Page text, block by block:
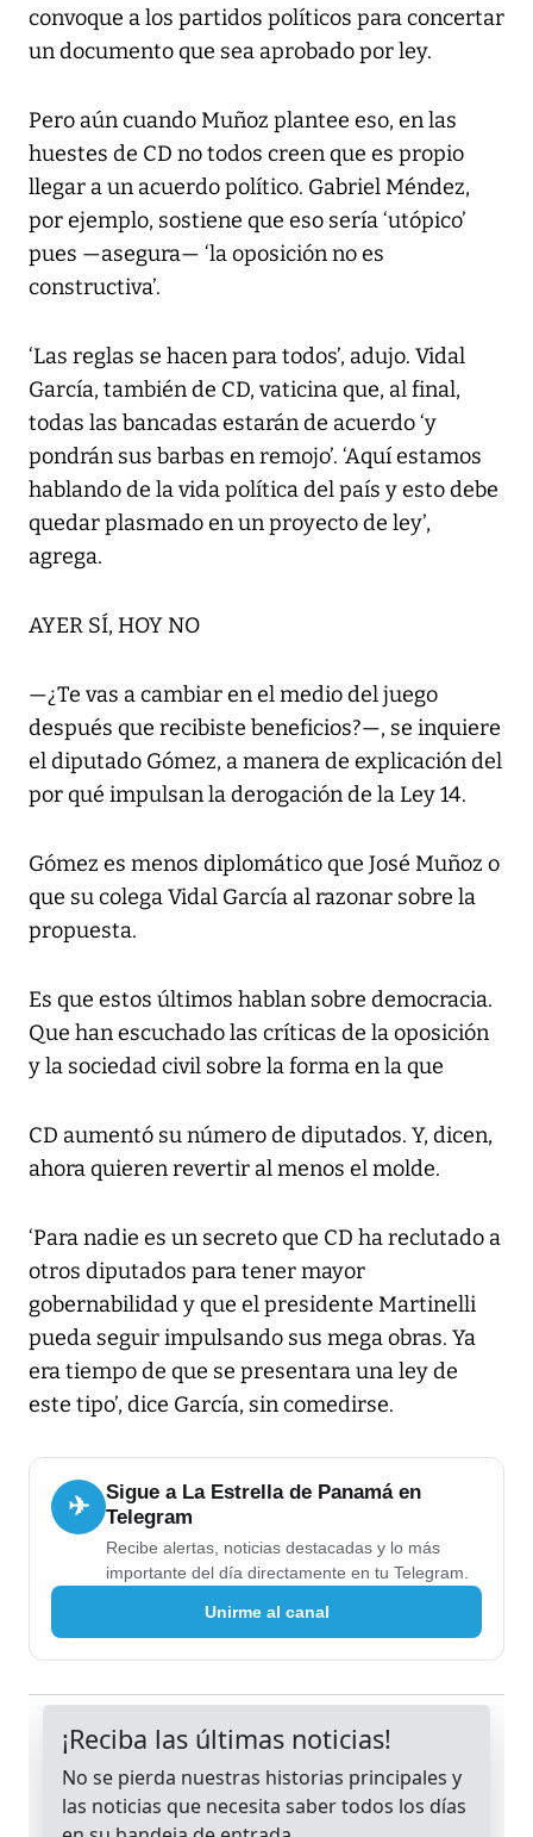
convoque a los partidos políticos para concertar
un documento que sea aprobado por ley.
Pero aún cuando Muñoz plantee eso, en las
huestes de CD no todos creen que es propio
llegar a un acuerdo político. Gabriel Méndez,
por ejemplo, sostiene que eso sería ‘utópico’
pues —asegura— ‘la oposición no es
constructiva’.
‘Las reglas se hacen para todos’, adujo. Vidal
García, también de CD, vaticina que, al final,
todas las bancadas estarán de acuerdo ‘y
pondrán sus barbas en remojo’. ‘Aquí estamos
hablando de la vida política del país y esto debe
quedar plasmado en un proyecto de ley’,
agrega.
AYER SÍ, HOY NO
—¿Te vas a cambiar en el medio del juego
después que recibiste beneficios?—, se inquiere
el diputado Gómez, a manera de explicación del
por qué impulsan la derogación de la Ley 14.
Gómez es menos diplomático que José Muñoz o
que su colega Vidal García al razonar sobre la
propuesta.
Es que estos últimos hablan sobre democracia.
Que han escuchado las críticas de la oposición
y la sociedad civil sobre la forma en la que
CD aumentó su número de diputados. Y, dicen,
ahora quieren revertir al menos el molde.
‘Para nadie es un secreto que CD ha reclutado a
otros diputados para tener mayor
gobernabilidad y que el presidente Martinelli
pueda seguir impulsando sus mega obras. Ya
era tiempo de que se presentara una ley de
este tipo’, dice García, sin comedirse.
✈
Sigue a La Estrella de Panamá en
Telegram
Recibe alertas, noticias destacadas y lo más
importante del día directamente en tu Telegram.
Unirme al canal